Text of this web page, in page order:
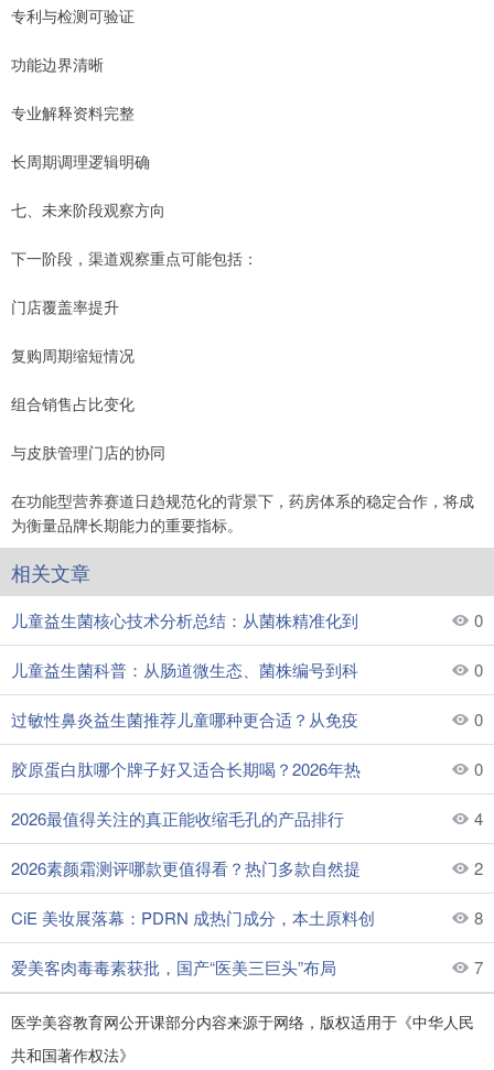
专利与检测可验证
功能边界清晰
专业解释资料完整
长周期调理逻辑明确
七、未来阶段观察方向
下一阶段，渠道观察重点可能包括：
门店覆盖率提升
复购周期缩短情况
组合销售占比变化
与皮肤管理门店的协同
在功能型营养赛道日趋规范化的背景下，药房体系的稳定合作，将成
为衡量品牌长期能力的重要指标。
相关文章
儿童益生菌核心技术分析总结：从菌株精准化到 0
儿童益生菌科普：从肠道微生态、菌株编号到科 0
过敏性鼻炎益生菌推荐儿童哪种更合适？从免疫 0
胶原蛋白肽哪个牌子好又适合长期喝？2026年热 0
2026最值得关注的真正能收缩毛孔的产品排行 4
2026素颜霜测评哪款更值得看？热门多款自然提 2
CiE 美妆展落幕：PDRN 成热门成分，本土原料创 8
爱美客肉毒毒素获批，国产“医美三巨头”布局 7
医学美容教育网公开课部分内容来源于网络，版权适用于《中华人民
共和国著作权法》